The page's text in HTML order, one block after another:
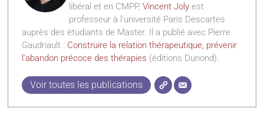
libéral et en CMPP, Vincent Jolyest
professeur à l'université Paris Descartes
auprès des étudiants de Master. Il a publié avec Pierre
Gaudriault : Construire la relation thérapeutique, prévenir
l'abandon précoce des thérapies (éditions Dunond).
Voir toutes les publications